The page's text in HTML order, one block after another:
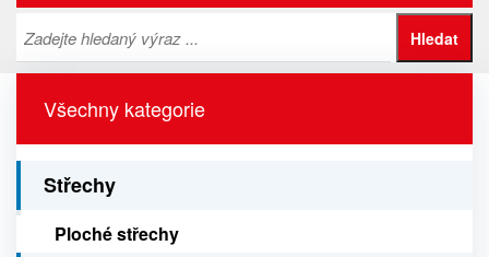
Všechny kategorie
Střechy
Ploché střechy